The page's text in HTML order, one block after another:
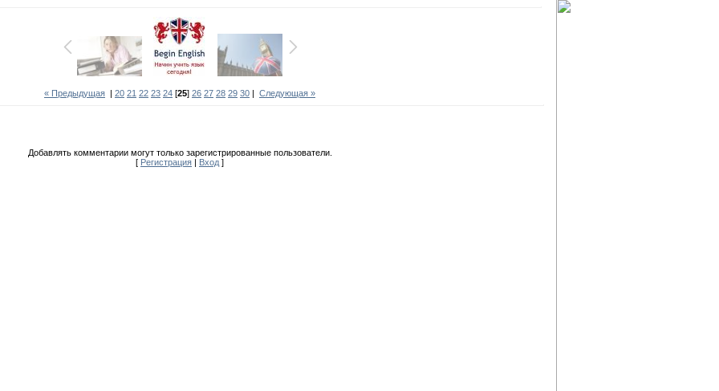
« Предыдущая | 20 21 22 23 24 [25] 26 27 28 29 30 | Следующая »
Добавлять комментарии могут только зарегистрированные пользователи.
[ Регистрация Вход ]